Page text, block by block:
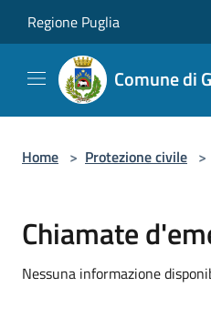
Regione Puglia
Comune di
Home > Protezione civile >
Chiamate
Nessuna informazione